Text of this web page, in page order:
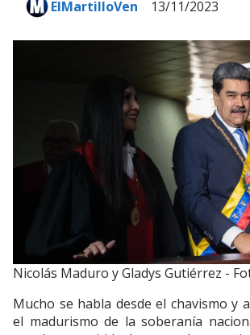
13/11/2023
ElMartilloVen
Nicolás Maduro y Gladys Gutiérrez -
Mucho se habla desde el chavismo y
el madurismo de la soberanía